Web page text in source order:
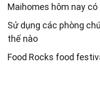
Maihomes hôm nay có
Sử dụng các phòng
thế nào
Food Rocks food